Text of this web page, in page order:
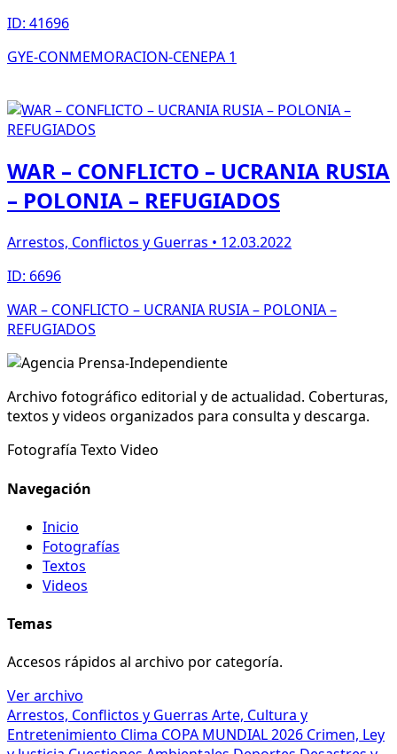
ID: 41696
GYE-CONMEMORACION-CENEPA 1
WAR – CONFLICTO – UCRANIA RUSIA
– POLONIA – REFUGIADOS
Arrestos, Conflictos y Guerras • 12.03.2022
ID: 6696
WAR – CONFLICTO – UCRANIA RUSIA – POLONIA –
REFUGIADOS
Archivo fotográfico editorial y de actualidad. Coberturas,
textos y videos organizados para consulta y descarga.
Fotografía Texto Video
Navegación
Inicio
Fotografías
Textos
Videos
Temas
Accesos rápidos al archivo por categoría.
Ver archivo
Arrestos, Conflictos y Guerras Arte, Cultura y
Entretenimiento Clima COPA MUNDIAL 2026 Crimen, Ley